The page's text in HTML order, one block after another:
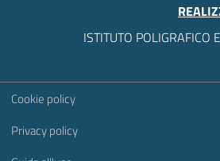
ISTITUTO POLIGRAFICO
Sezione Link Utili
Cookie policy
Privacy policy